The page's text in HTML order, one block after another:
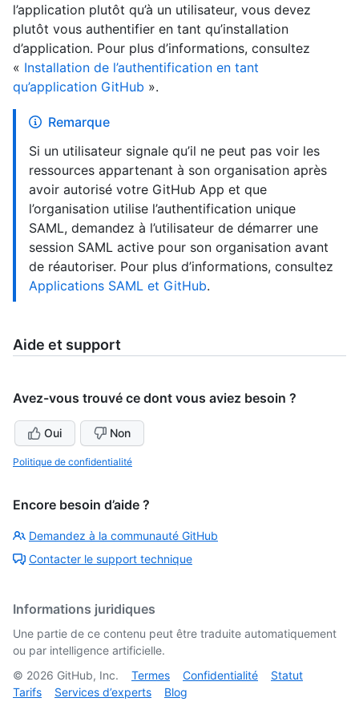
l’application plutôt qu’à un utilisateur, vous devez
plutôt vous authentifier en tant qu’installation
d’application. Pour plus d’informations, consultez
« Installation de l’authentification en tant
qu’application GitHub ».
Remarque
Si un utilisateur signale qu’il ne peut pas voir les
ressources appartenant à son organisation après
avoir autorisé votre GitHub App et que
l’organisation utilise l’authentification unique
SAML, demandez à l’utilisateur de démarrer une
session SAML active pour son organisation avant
de réautoriser. Pour plus d’informations, consultez
Applications SAML et GitHub.
Aide et support
Avez-vous trouvé ce dont vous aviez besoin ?
Oui Non
Politique de confidentialité
Encore besoin d’aide ?
Demandez à la communauté GitHub
Contacter le support technique
Informations juridiques
Une partie de ce contenu peut être traduite automatiquement
ou par intelligence artificielle.
© 2026 GitHub, Inc. Termes Confidentialité
Statut
Tarifs
Services d’experts Blog